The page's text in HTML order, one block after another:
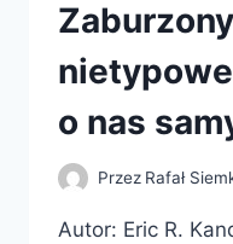
o nas
Przez Rafał
Autor: Eric R.